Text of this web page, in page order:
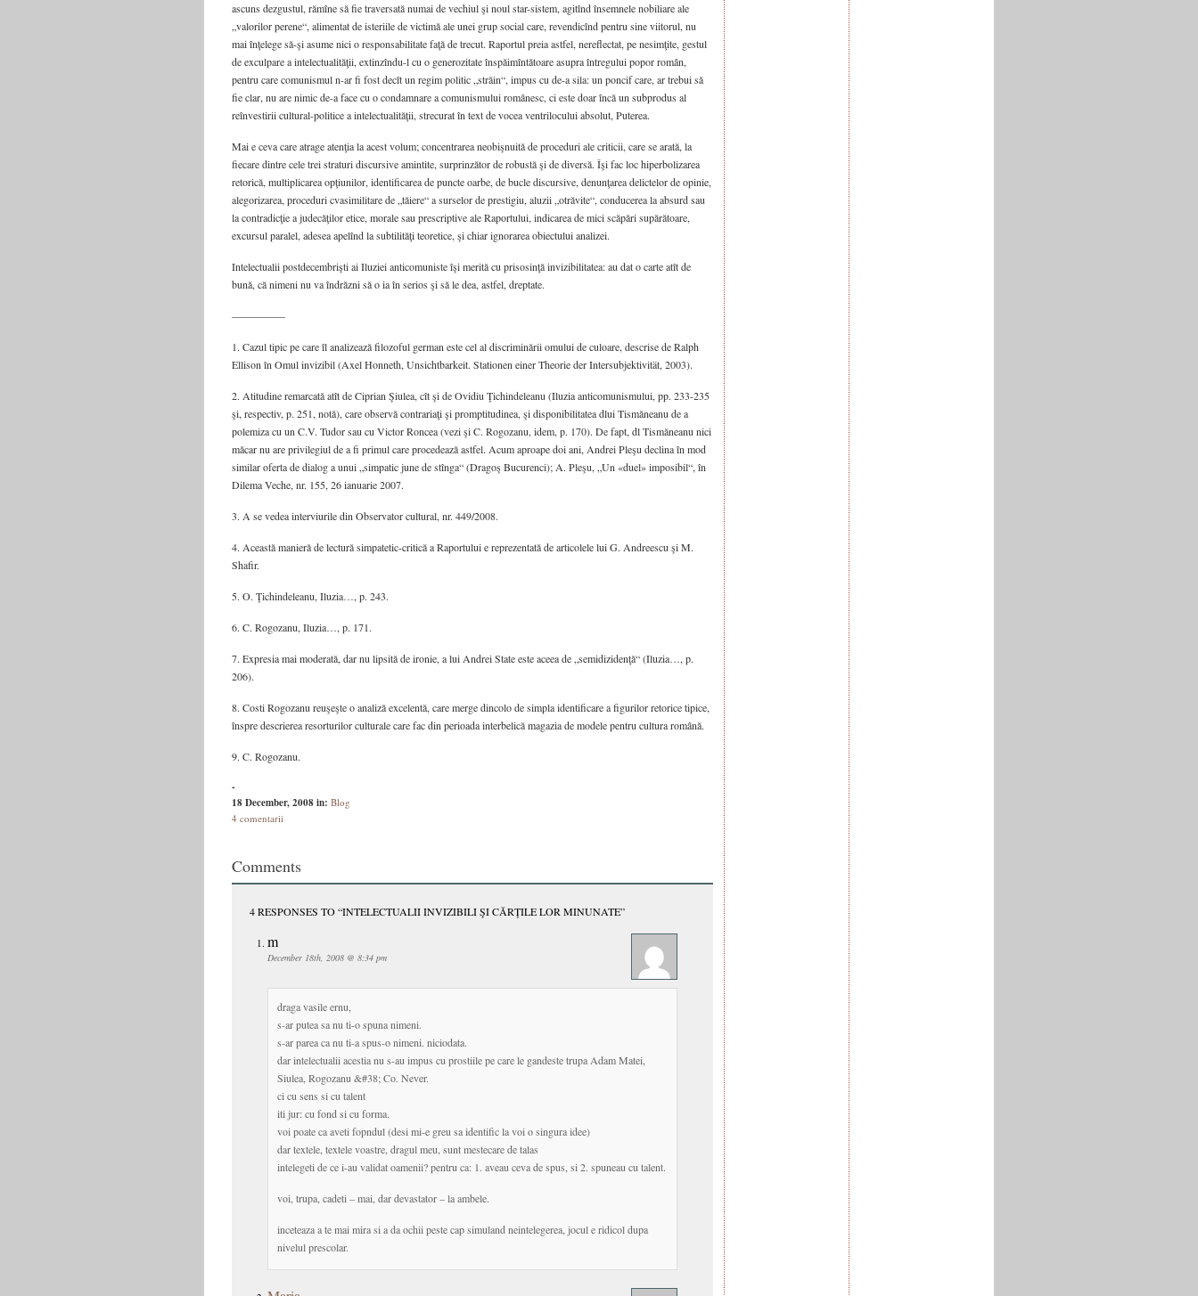
ascuns dezgustul, rămîne să fie traversată numai de vechiul şi noul star-sistem, agitînd însemnele nobiliare ale
„valorilor perene“, alimentat de isteriile de victimă ale unei grup social care, revendicînd pentru sine viitorul, nu
mai înţelege să-şi asume nici o responsabilitate faţă de trecut. Raportul preia astfel, nereflectat, pe nesimţite, gestul
de exculpare a intelectualităţii, extinzîndu-l cu o generozitate înspăimîntătoare asupra întregului popor român,
pentru care comunismul n-ar fi fost decît un regim politic „străin“, impus cu de-a sila: un poncif care, ar trebui să
fie clar, nu are nimic de-a face cu o condamnare a comunismului românesc, ci este doar încă un subprodus al
reînvestirii cultural-politice a intelectualităţii, strecurat în text de vocea ventrilocului absolut, Puterea.
Mai e ceva care atrage atenţia la acest volum; concentrarea neobişnuită de proceduri ale criticii, care se arată, la
fiecare dintre cele trei straturi discursive amintite, surprinzător de robustă şi de diversă. Îşi fac loc hiperbolizarea
retorică, multiplicarea opţiunilor, identificarea de puncte oarbe, de bucle discursive, denunţarea delictelor de opinie,
alegorizarea, proceduri cvasimilitare de „tăiere“ a surselor de prestigiu, aluzii „otrăvite“, conducerea la absurd sau
la contradicţie a judecăţilor etice, morale sau prescriptive ale Raportului, indicarea de mici scăpări supărătoare,
excursul paralel, adesea apelînd la subtilităţi teoretice, şi chiar ignorarea obiectului analizei.
Intelectualii postdecembrişti ai Iluziei anticomuniste îşi merită cu prisosinţă invizibilitatea: au dat o carte atît de
bună, că nimeni nu va îndrăzni să o ia în serios şi să le dea, astfel, dreptate.
––––––––––
1. Cazul tipic pe care îl analizează filozoful german este cel al discriminării omului de culoare, descrise de Ralph
Ellison în Omul invizibil (Axel Honneth, Unsichtbarkeit. Stationen einer Theorie der Intersubjektivität, 2003).
2. Atitudine remarcată atît de Ciprian Şiulea, cît şi de Ovidiu Ţichindeleanu (Iluzia anticomunismului, pp. 233-235
şi, respectiv, p. 251, notă), care observă contrariaţi şi promptitudinea, şi disponibilitatea dlui Tismăneanu de a
polemiza cu un C.V. Tudor sau cu Victor Roncea (vezi şi C. Rogozanu, idem, p. 170). De fapt, dl Tismăneanu nici
măcar nu are privilegiul de a fi primul care procedează astfel. Acum aproape doi ani, Andrei Pleşu declina în mod
similar oferta de dialog a unui „simpatic june de stînga“ (Dragoş Bucurenci); A. Pleşu, „Un «duel» imposibil“, în
Dilema Veche, nr. 155, 26 ianuarie 2007.
3. A se vedea interviurile din Observator cultural, nr. 449/2008.
4. Această manieră de lectură simpatetic-critică a Raportului e reprezentată de articolele lui G. Andreescu şi M.
Shafir.
5. O. Ţichindeleanu, Iluzia…, p. 243.
6. C. Rogozanu, Iluzia…, p. 171.
7. Expresia mai moderată, dar nu lipsită de ironie, a lui Andrei State este aceea de „semidizidenţă“ (Iluzia…, p.
206).
8. Costi Rogozanu reuşeşte o analiză excelentă, care merge dincolo de simpla identificare a figurilor retorice tipice,
înspre descrierea resorturilor culturale care fac din perioada interbelică magazia de modele pentru cultura română.
9. C. Rogozanu.
-
18 December, 2008in: Blog
4 comentarii
Comments
4 RESPONSES TO “INTELECTUALII INVIZIBILI ŞI CĂRŢILE LOR MINUNATE”
m
December 18th, 2008 @ 8:34 pm
draga vasile ernu,
s-ar putea sa nu ti-o spuna nimeni.
s-ar parea ca nu ti-a spus-o nimeni. niciodata.
dar intelectualii acestia nu s-au impus cu prostiile pe care le gandeste trupa Adam Matei,
Siulea, Rogozanu &#38; Co. Never.
ci cu sens si cu talent
iti jur: cu fond si cu forma.
voi poate ca aveti fopndul (desi mi-e greu sa identific la voi o singura idee)
dar textele, textele voastre, dragul meu, sunt mestecare de talas
intelegeti de ce i-au validat oamenii? pentru ca: 1. aveau ceva de spus, si 2. spuneau cu talent.
voi, trupa, cadeti – mai, dar devastator – la ambele.
inceteaza a te mai mira si a da ochii peste cap simuland neintelegerea, jocul e ridicol dupa
nivelul prescolar.